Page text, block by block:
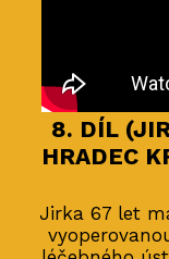
8. DÍL
HRADEC
Jirka 67 let